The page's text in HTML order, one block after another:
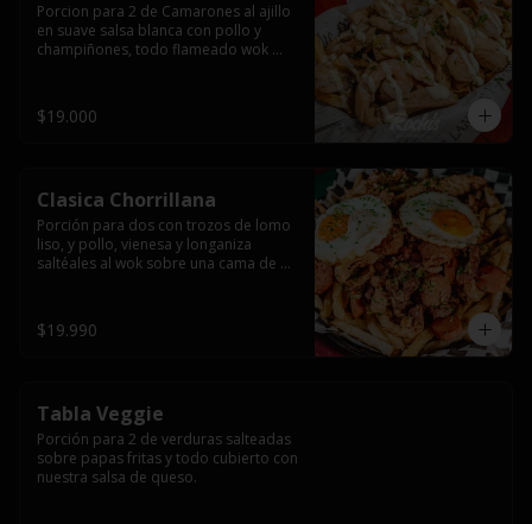
Porcion para 2 de Camarones al ajillo
en suave salsa blanca con pollo y
champiñones, todo flameado wok
$19.000
Clasica Chorrillana
Porción para dos con trozos de lomo
liso, y pollo, vienesa y longaniza
saltéales al wok sobre una cama de
$19.990
Tabla Veggie
Porción para 2 de verduras salteadas
sobre papas fritas y todo cubierto con
nuestra salsa de queso.